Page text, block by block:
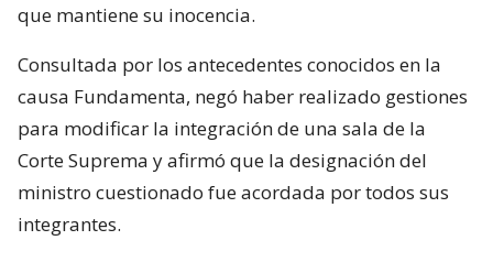
que mantiene su inocencia.
Consultada por los antecedentes conocidos en la
causa Fundamenta, negó haber realizado gestiones
para modificar la integración de una sala de la
Corte Suprema y afirmó que la designación del
ministro cuestionado fue acordada por todos sus
integrantes.